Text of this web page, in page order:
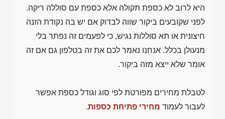
היא לרוב לא כספת תקולה אלא כספת עם סוללה ריקה.
לפני שקובעים ביקור שווה לבדוק אם יש בה נקודת הזנה
חיצונית או תא סוללות נגיש, כי לפעמים זה נפתר בלי
מנעולן בכלל. אנחנו נאמר לכם את זה בטלפון גם אם זה
אומר שלא ייצא מזה ביקור.
לטבלת מחירים מפורטת לפי סוג וגודל כספת אפשר
לעבור לעמוד מחירי פתיחת כספות.